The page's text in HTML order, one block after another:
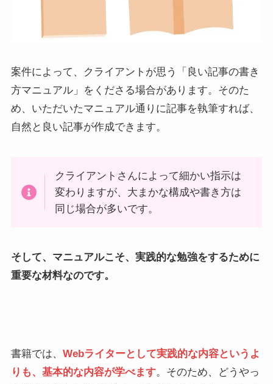
案件によって、クライアントが思う「良い記事の書き
方マニュアル」をくださる場合があります。そのた
め、いただいたマニュアル通りに記事を執筆すれば、
自然と良い記事が作成できます。
クライアントさんによって細かい指示は
変わりますが、大まかな構成や書き方は
同じ場合が多いです。
そして、マニュアルこそ、実践的な勉強をするために
重要な材料なのです。
書籍では、 Webライターとして実践的な内容というよ
りも、基本的な内容が学べます。そのため、どうやっ